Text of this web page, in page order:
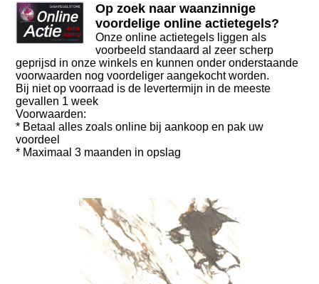
Op zoek naar waanzinnige
voordelige online actietegels?
Onze online actietegels liggen als
voorbeeld standaard al zeer scherp
geprijsd in onze winkels en kunnen onder onderstaande
voorwaarden nog voordeliger aangekocht worden.
Bij niet op voorraad is de levertermijn in de meeste
gevallen 1 week
Voorwaarden:
* Betaal alles zoals online bij aankoop en pak uw
voordeel
* Maximaal 3 maanden in opslag